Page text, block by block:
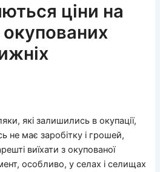
ціни на
які залишились в окупації,
не має заробітку і грошей,
виїхати з окупованої
особливо, у селах і селищах